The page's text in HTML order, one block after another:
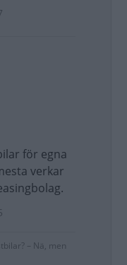
för egna
verkar
– Nä, men